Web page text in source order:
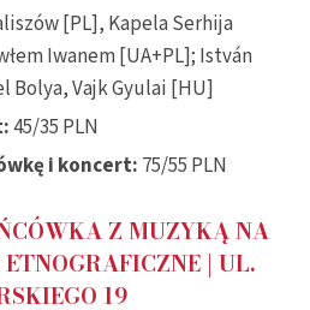
[PL], Kapela Serhija
Iwanem [UA+PL]; István
Bolya, Vajk Gyulai [HU]
45/35 PLN
i koncert: 75/55 PLN
Z MUZYKĄ NA
| UL.
19